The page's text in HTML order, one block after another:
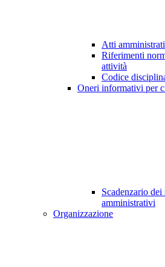
Atti
Riferimenti
attività
Codice
Oneri informativi per
Scadenzario
amministrativi
Organizzazione